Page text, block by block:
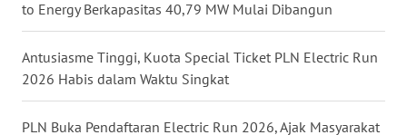
to Energy Berkapasitas 40,79 MW Mulai Dibangun
Antusiasme Tinggi, Kuota Special Ticket PLN Electric Run
2026 Habis dalam Waktu Singkat
PLN Buka Pendaftaran Electric Run 2026, Ajak Masyarakat
WN
KALTIM
WN
SULSEL